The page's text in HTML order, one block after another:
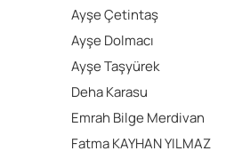
Ayşe Çetintaş
Ayşe Dolmacı
Ayşe Taşyürek
Deha Karasu
Emrah Bilge Merdivan
Fatma KAYHAN YILMAZ